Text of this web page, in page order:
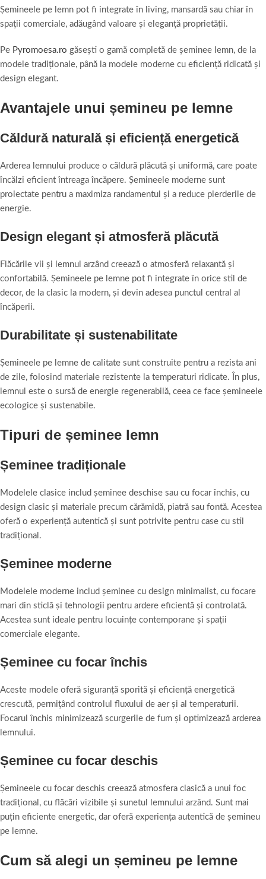
Șemineele pe lemn pot fi integrate în living, mansardă sau chiar în
spații comerciale, adăugând valoare și eleganță proprietății.
Pe Pyromoesa.ro găsești o gamă completă de șeminee lemn, de la
modele tradiționale, până la modele moderne cu eficiență ridicată și
design elegant.
Avantajele unui șemineu pe lemne
Căldură naturală și eficiență energetică
Arderea lemnului produce o căldură plăcută și uniformă, care poate
încălzi eficient întreaga încăpere. Șemineele moderne sunt
proiectate pentru a maximiza randamentul și a reduce pierderile de
energie.
Design elegant și atmosferă plăcută
Flăcările vii și lemnul arzând creează o atmosferă relaxantă și
confortabilă. Șemineele pe lemne pot fi integrate în orice stil de
decor, de la clasic la modern, și devin adesea punctul central al
încăperii.
Durabilitate și sustenabilitate
Șemineele pe lemne de calitate sunt construite pentru a rezista ani
de zile, folosind materiale rezistente la temperaturi ridicate. În plus,
lemnul este o sursă de energie regenerabilă, ceea ce face șemineele
ecologice și sustenabile.
Tipuri de șeminee lemn
Șeminee tradiționale
Modelele clasice includ șeminee deschise sau cu focar închis, cu
design clasic și materiale precum cărămidă, piatră sau fontă. Acestea
oferă o experiență autentică și sunt potrivite pentru case cu stil
tradițional.
Șeminee moderne
Modelele moderne includ șeminee cu design minimalist, cu focare
mari din sticlă și tehnologii pentru ardere eficientă și controlată.
Acestea sunt ideale pentru locuințe contemporane și spații
comerciale elegante.
Șeminee cu focar închis
Aceste modele oferă siguranță sporită și eficiență energetică
crescută, permițând controlul fluxului de aer și al temperaturii.
Focarul închis minimizează scurgerile de fum și optimizează arderea
lemnului.
Șeminee cu focar deschis
Șemineele cu focar deschis creează atmosfera clasică a unui foc
tradițional, cu flăcări vizibile și sunetul lemnului arzând. Sunt mai
puțin eficiente energetic, dar oferă experiența autentică de șemineu
pe lemne.
Cum să alegi un șemineu pe lemne